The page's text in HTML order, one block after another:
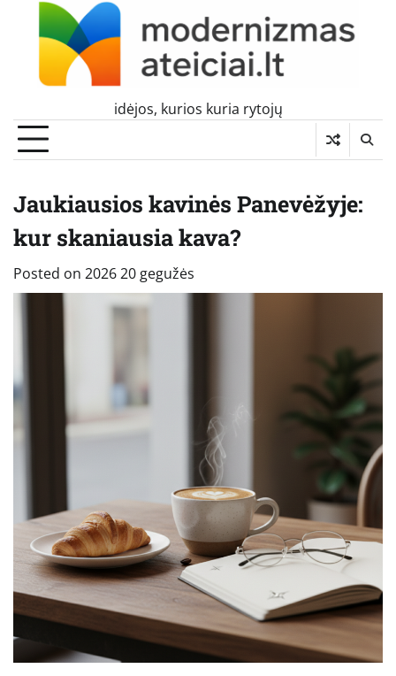
content
idėjos, kurios kuria rytojų
Jaukiausios kavinės Panevėžyje:
kur skaniausia kava?
Posted on 2026 20 gegužės